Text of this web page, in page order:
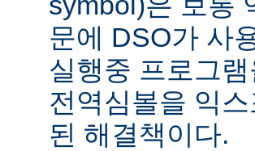
문에 DSO가 사
실행중 프로그
전역심볼을 익
된 해결책이다.